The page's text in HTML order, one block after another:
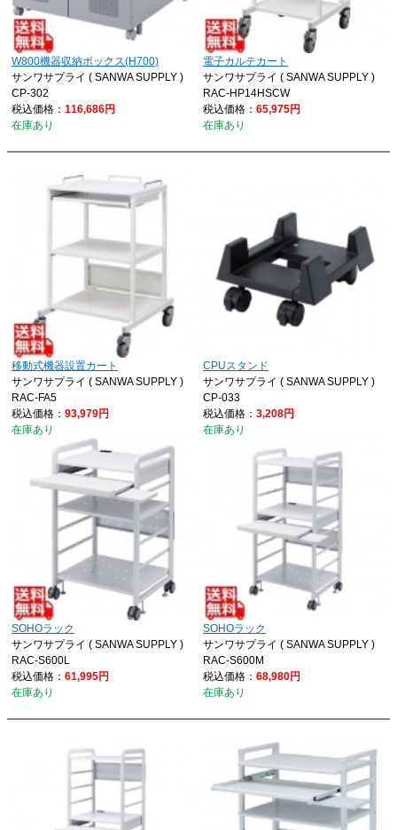
W800機器収納ボックス(H700)
サンワサプライ ( SANWA SUPPLY )
CP-302
税込価格： 116,686円
在庫あり
電子カルテカート
サンワサプライ ( SANWA SUPPLY )
RAC-HP14HSCW
税込価格： 65,975円
在庫あり
移動式機器設置カート
サンワサプライ ( SANWA SUPPLY )
RAC-FA5
税込価格： 93,979円
在庫あり
CPUスタンド
サンワサプライ ( SANWA SUPPLY )
CP-033
税込価格： 3,208円
在庫あり
SOHOラック
サンワサプライ ( SANWA SUPPLY )
RAC-S600L
税込価格： 61,995円
在庫あり
SOHOラック
サンワサプライ ( SANWA SUPPLY )
RAC-S600M
税込価格： 68,980円
在庫あり